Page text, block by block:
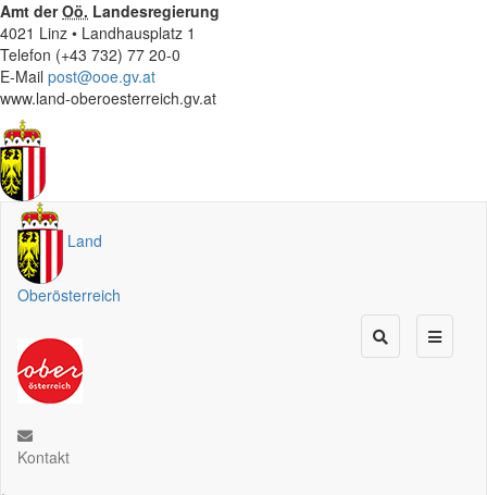
Amt derOö. Landesregierung
4021 Linz • Landhausplatz 1
Telefon (+43 732) 77 20-0
E-Mail post@ooe.gv.at
www.land-oberoesterreich.gv.at
Land
Oberösterreich
Kontakt
.